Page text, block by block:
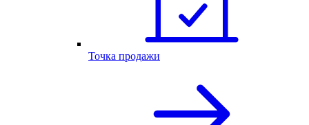
Точка продажи